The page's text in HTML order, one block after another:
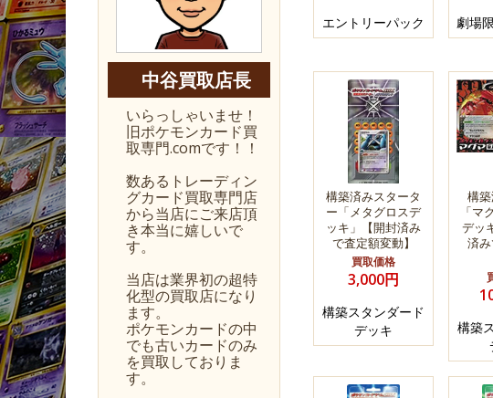
エントリーパック 劇場
構築済みスタータ
ー「メタグロスデ
ッキ」【開封済み
で査定額変動】
買取価格
3,000円
構築スタンダード
デッキ
構
「マ
デッ
済
構築
中谷買取店長
いらっしゃいませ！
旧ポケモンカード買
取専門.comです！！
数あるトレーディン
グカード買取専門店
から当店にご来店頂
き本当に嬉しいで
す。
当店は業界初の超特
化型の買取店になり
ます。
ポケモンカードの中
でも古いカードのみ
を買取しておりま
す。